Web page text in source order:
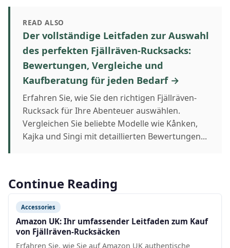
READ ALSO
Der vollständige Leitfaden zur Auswahl
des perfekten Fjällräven-Rucksacks:
Bewertungen, Vergleiche und
Kaufberatung für jeden Bedarf →
Erfahren Sie, wie Sie den richtigen Fjällräven-
Rucksack für Ihre Abenteuer auswählen.
Vergleichen Sie beliebte Modelle wie Kånken,
Kajka und Singi mit detaillierten Bewertungen...
Continue Reading
Accessories
Amazon UK: Ihr umfassender Leitfaden zum Kauf
von Fjällräven-Rucksäcken
Erfahren Sie, wie Sie auf Amazon UK authentische